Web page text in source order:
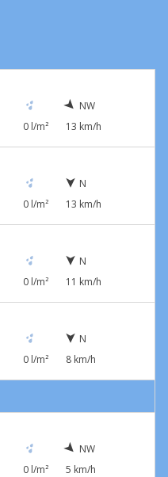
0 l/m²
NW
13 km/h
0 l/m²
N
13 km/h
0 l/m²
N
11 km/h
0 l/m²
N
8 km/h
0 l/m²
NW
5 km/h